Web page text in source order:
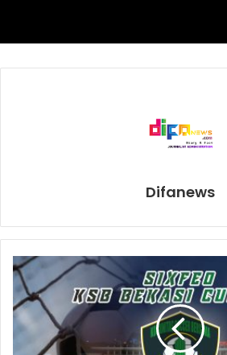
Difanews